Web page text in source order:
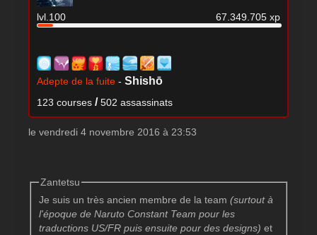
lvl.100 67.349.705 xp
Adepte de la fuite - Shishō
123 courses /502 assassinats
le vendredi 4 novembre 2016 à 23:53
Zantetsu
Je suis un très ancien membre de la team (surtout à
l'époque de Naruto Constant Team pour les
traductions US/FR puis ensuite pour des designs) et